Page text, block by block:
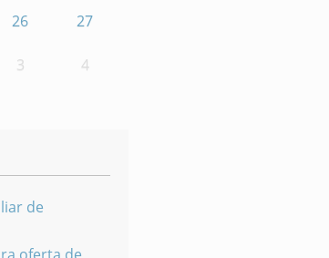
26 27
3 4
de